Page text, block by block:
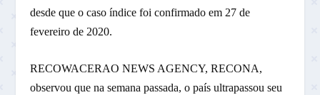
desde que o caso índice foi confirmado em 27 de
fevereiro de 2020.
RECOWACERAO NEWS AGENCY, RECONA,
observou que na semana passada, o país ultrapassou seu